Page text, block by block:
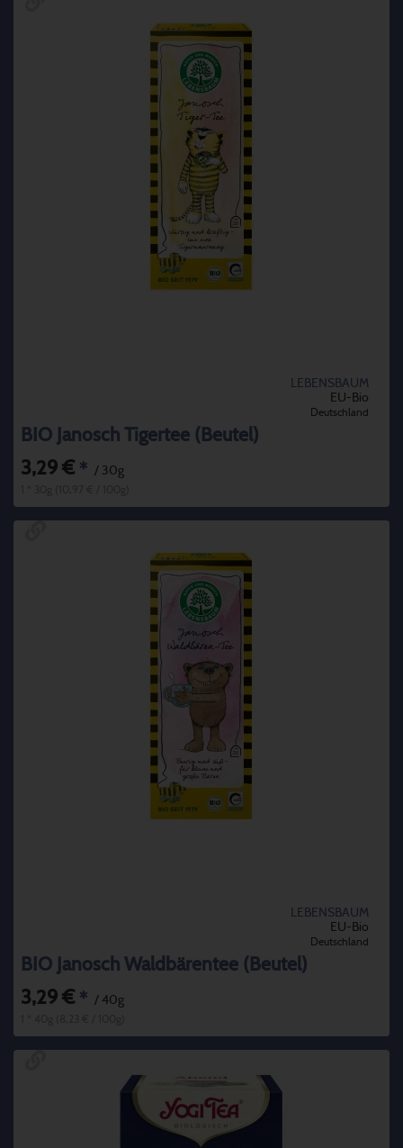
LEBENSBAUM
EU-Bio
Deutschland
BIO Janosch Tigertee (Beutel)
3,29 € * / 30g
LEBENSBAUM
EU-Bio
Deutschland
BIO Janosch Waldbärentee (Beutel)
3,29 € * / 40g